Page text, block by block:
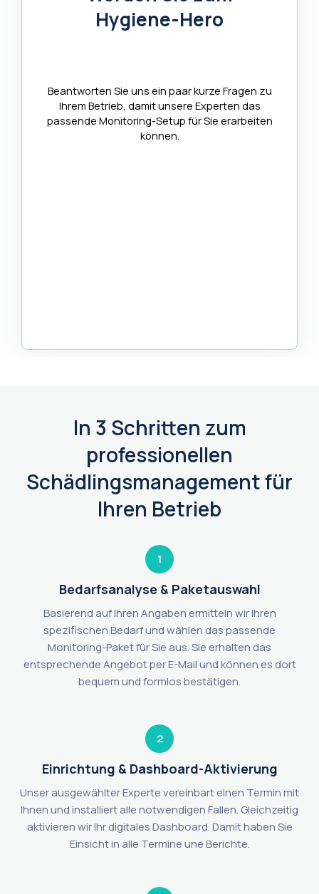
In 3 Schritten zum
professionellen
Schädlingsmanagement für
Ihren Betrieb
1
Bedarfsanalyse & Paketauswahl
Basierend auf Ihren Angaben ermitteln wir Ihren
spezifischen Bedarf und wählen das passende
Monitoring-Paket für Sie aus. Sie erhalten das
entsprechende Angebot per E-Mail und können es dort
bequem und formlos bestätigen.
2
Einrichtung & Dashboard-Aktivierung
Unser ausgewählter Experte vereinbart einen Termin mit
Ihnen und installiert alle notwendigen Fallen. Gleichzeitig
aktivieren wir Ihr digitales Dashboard. Damit haben Sie
Einsicht in alle Termine une Berichte.